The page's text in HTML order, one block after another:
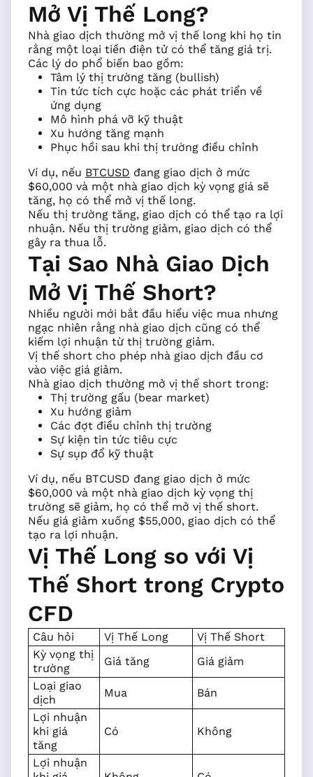
Mở Vị Thế Long?
Nhà giao dịch thường mở vị thế long khi họ tin
rằng một loại tiền điện tử có thể tăng giá trị.
Các lý do phổ biến bao gồm:
Tâm lý thị trường tăng (bullish)
Tin tức tích cực hoặc các phát triển về
ứng dụng
Mô hình phá vỡ kỹ thuật
Xu hướng tăng mạnh
Phục hồi sau khi thị trường điều chỉnh
Ví dụ, nếu BTCUSD đang giao dịch ở mức
$60,000 và một nhà giao dịch kỳ vọng giá sẽ
tăng, họ có thể mở vị thế long.
Nếu thị trường tăng, giao dịch có thể tạo ra lợi
nhuận. Nếu thị trường giảm, giao dịch có thể
gây ra thua lỗ.
Tại Sao Nhà Giao Dịch
Mở Vị Thế Short?
Nhiều người mới bắt đầu hiểu việc mua nhưng
ngạc nhiên rằng nhà giao dịch cũng có thể
kiếm lợi nhuận từ thị trường giảm.
Vị thế short cho phép nhà giao dịch đầu cơ
vào việc giá giảm.
Nhà giao dịch thường mở vị thế short trong:
Thị trường gấu (bear market)
Xu hướng giảm
Các đợt điều chỉnh thị trường
Sự kiện tin tức tiêu cực
Sự sụp đổ kỹ thuật
Ví dụ, nếu BTCUSD đang giao dịch ở mức
$60,000 và một nhà giao dịch kỳ vọng thị
trường sẽ giảm, họ có thể mở vị thế short.
Nếu giá giảm xuống $55,000, giao dịch có thể
tạo ra lợi nhuận.
Vị Thế Long so với Vị
Thế Short trong Crypto
CFD
Câu hỏi Vị Thế Long
Vị Thế Short
Kỳ vọng thị
trường
Giá tăng
Giá giảm
Loại giao
dịch
Mua
Bán
Lợi nhuận
khi giá
tăng
Có Không
Lợi nhuận